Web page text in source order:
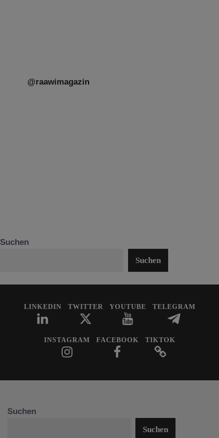
@raawimagazin
Suchen
Suchen
LINKEDIN TWITTER YOUTUBE TELEGRAM
INSTAGRAM FACEBOOK TIKTOK
Suchen
Suchen